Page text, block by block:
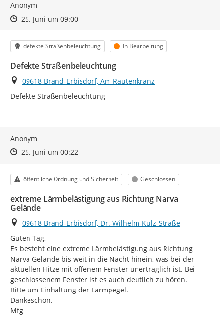
Anonym
Zeitpunkt des Erstellens
Zeitpunkt des Erstellens
25. Juni um 09:00Zur Äußerung
Kategorie
defekte Straßenbeleuchtung Status
In Bearbeitung
Defekte Straßenbeleuchtung
Ort
09618 Brand-Erbisdorf, Am Rautenkranz
Defekte Straßenbeleuchtung
Anonym
Zeitpunkt des Erstellens
Zeitpunkt des Erstellens
25. Juni um 00:22Zur Äußerung
Kategorie
öffentliche Ordnung und Sicherheit Status
Geschlossen
extreme Lärmbelästigung aus Richtung Narva
Gelände
Ort
09618 Brand-Erbisdorf, Dr.-Wilhelm-Külz-Straße
Guten Tag,
Es besteht eine extreme Lärmbelästigung aus Richtung
Narva Gelände bis weit in die Nacht hinein, was bei der
aktuellen Hitze mit offenem Fenster unerträglich ist. Bei
geschlossenem Fenster ist es auch deutlich zu hören.
Bitte um Einhaltung der Lärmpegel.
Dankeschön.
Mfg